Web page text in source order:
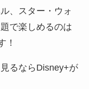
、スター・ウォ
で楽しめるのは
！
るならDisney+が